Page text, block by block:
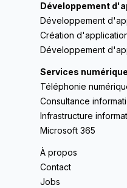
Développement
Développement
Création
Développement
Services
Téléphonie
Consultance
Infrastructure
Microsoft 365
À propos
Contact
Jobs